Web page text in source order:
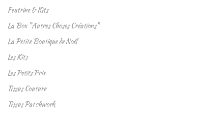
Feutrine & Kits
La Box "Autres Choses Créations"
La Petite Boutique de Noël
Les Kits
Les Petits Prix
Tissus Couture
Tissus Patchwork